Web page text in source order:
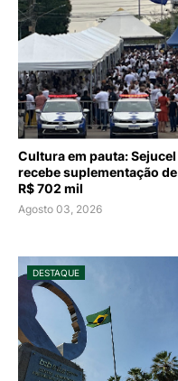
Cultura em pauta: Sejucel
recebe suplementação de
R$ 702 mil
Agosto 03, 2026
DESTAQUE